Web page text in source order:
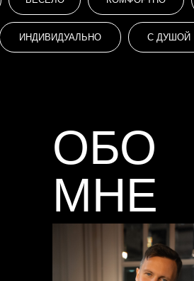
С ДУШОЙ
ИНДИВИДУАЛЬНО
ОБО
МНЕ